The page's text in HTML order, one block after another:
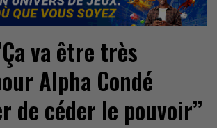
va être très
Alpha Condé
de céder le pouvoir’’